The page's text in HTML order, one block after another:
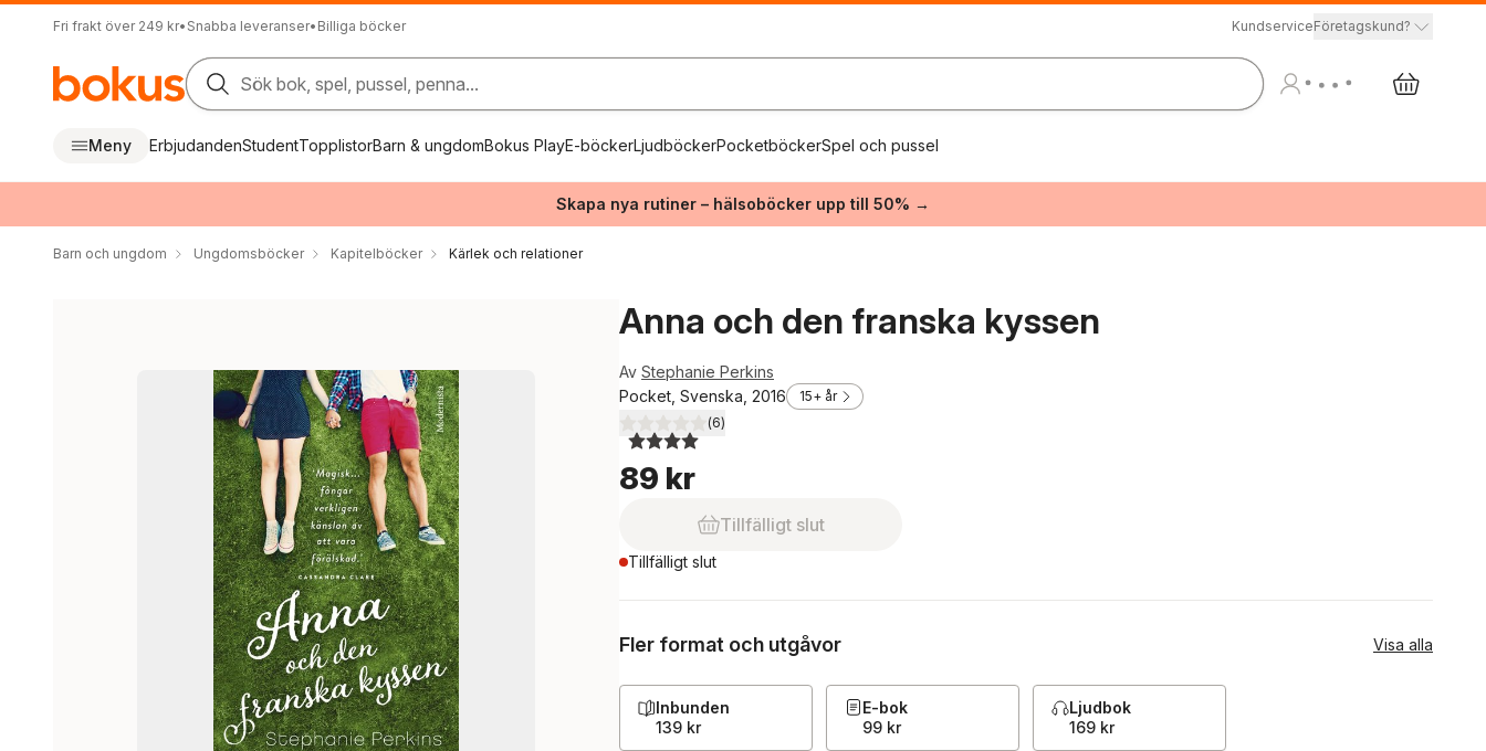
Fri frakt över 249 kr• Snabba leveranser• Billiga böcker KundserviceFöretagskund?
Sök bok, spel, pussel, penna...
Meny ErbjudandenStudentTopplistorBarn & ungdomBokus PlayE-böckerLjudböckerPocketböckerSpel och pussel
Skapa nya rutiner – hälsoböcker upp till 50% →
Barn och ungdom Ungdomsböcker Kapitelböcker Kärlek och relationer
Anna och den franska kyssen
Av Stephanie Perkins
Pocket, Svenska, 2016
15+ år
4,0utav 5 stjärnor. Totalt antal röster:
(6)
89 kr
Tillfälligt slut
Tillfälligt slut
Fler format och utgåvor Visa alla
Inbunden
139 kr
E-bok
99 kr
Ljudbok
169 kr